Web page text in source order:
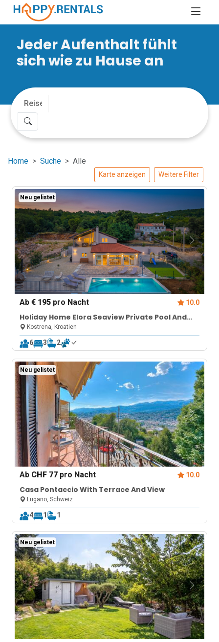
Jeder Aufenthalt fühlt
sich wie zu Hause an
Home Suche Alle
Karte anzeigen Weitere Filter
Neu gelistet
Ab€ 195 pro Nacht 10.0
Holiday Home Elora Seaview Private Pool And
Garden
Kostrena, Kroatien
6 3 2
Neu gelistet
Ab CHF 77 pro Nacht 10.0
Casa Pontaccio With Terrace And View
Lugano, Schweiz
4 1 1
Neu gelistet